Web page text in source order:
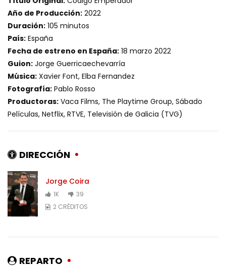
Año de Producción: 2022
Duración: 105 minutos
País: España
Fecha de estreno en España: 18 marzo 2022
Guion: Jorge Guerricaechevarría
Música: Xavier Font, Elba Fernandez
Fotografía: Pablo Rosso
Productoras: Vaca Films, The Playtime Group, Sábado
Películas, Netflix, RTVE, Televisión de Galicia (TVG)
DIRECCIÓN
Jorge Coira
1K
39
2 CRÉDITOS
REPARTO